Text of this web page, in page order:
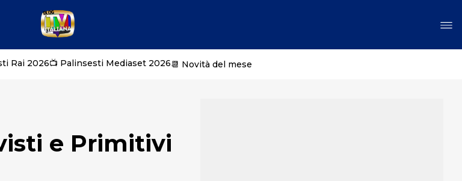
Rai 2026📺 Palinsesti Mediaset 2026📆 Novità del mese
e Primitivi